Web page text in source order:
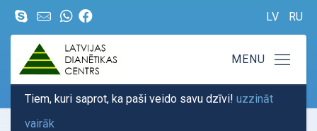
LV RU
Tiem, kuri saprot, ka paši veido savu dzīvi! uzzināt
vairāk